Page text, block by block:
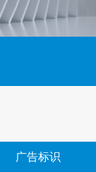
广告标识